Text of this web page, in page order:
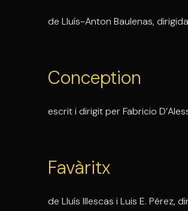
de Lluís-Anton Baulenas,
Conception
escrit i dirigit per Fabricio
Favàritx
de Lluís Illescas i Luis E. Pérez,